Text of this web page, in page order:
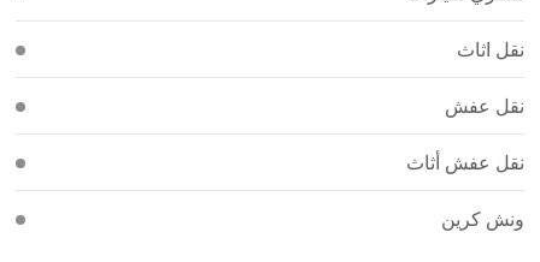
نقل اثاث
نقل عفش
نقل عفش أثاث
ونش كرين